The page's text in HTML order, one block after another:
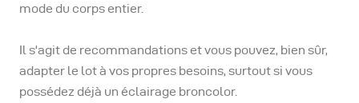
mode du corps entier.
Il s'agit de recommandations et vous pouvez, bien sûr,
adapter le lot à vos propres besoins, surtout si vous
possédez déjà un éclairage broncolor.